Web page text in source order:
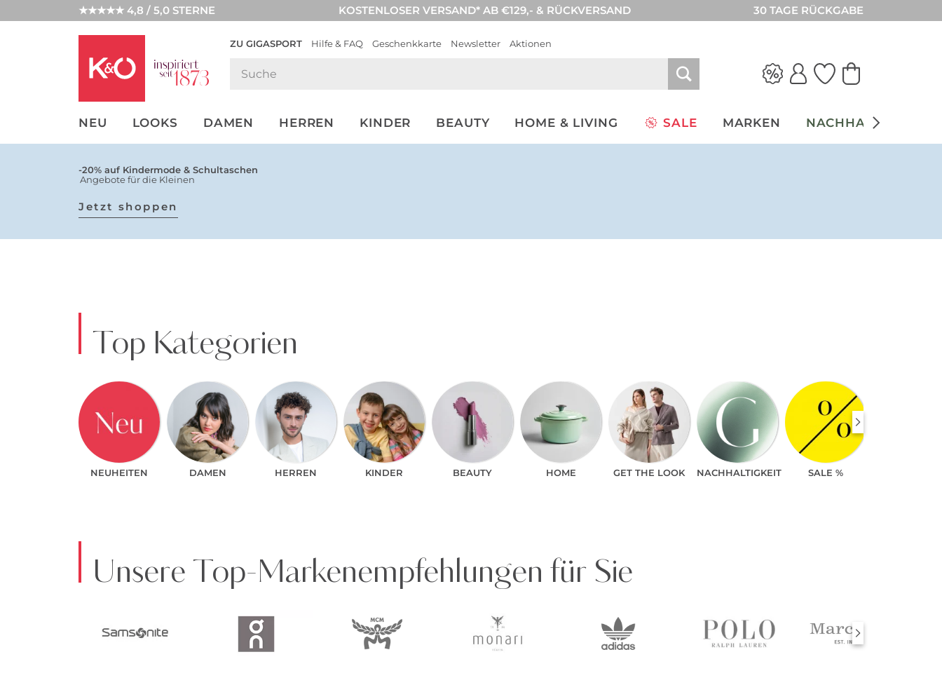
★★★★★ 4,8 / 5,0 STERNE KOSTENLOSER VERSAND* AB €129,- & RÜCKVERSAND 30 TAGE RÜCKGABE
ZU GIGASPORT Hilfe & FAQ Geschenkkarte Newsletter Aktionen
NEU LOOKS DAMEN HERREN KINDER BEAUTY HOME & LIVING SALE MARKEN NACHHALTIGKEIT
NEW IN
WEDDING
-20% auf Kindermode & Schultaschen
Angebote für die Kleinen
Jetzt shoppen
Top Kategorien
NEUHEITEN DAMEN HERREN KINDER BEAUTY HOME GET THE LOOK NACHHALTIGKEIT SALE %
Unsere Top-Markenempfehlungen für Sie